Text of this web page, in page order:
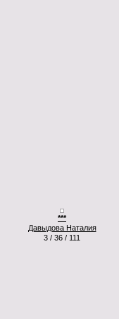
***
Давыдова Наталия
3 / 36 / 111